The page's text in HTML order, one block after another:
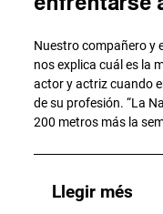
Nuestro compañero y
nos explica cuál es la
actor y actriz cuando
de su profesión. “La
200 metros más la
Llegir més